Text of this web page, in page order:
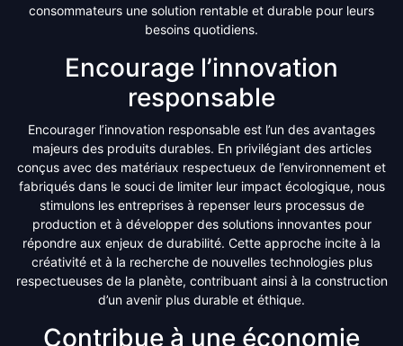
consommateurs une solution rentable et durable pour leurs
besoins quotidiens.
Encourage l’innovation
responsable
Encourager l’innovation responsable est l’un des avantages
majeurs des produits durables. En privilégiant des articles
conçus avec des matériaux respectueux de l’environnement et
fabriqués dans le souci de limiter leur impact écologique, nous
stimulons les entreprises à repenser leurs processus de
production et à développer des solutions innovantes pour
répondre aux enjeux de durabilité. Cette approche incite à la
créativité et à la recherche de nouvelles technologies plus
respectueuses de la planète, contribuant ainsi à la construction
d’un avenir plus durable et éthique.
Contribue à une économie